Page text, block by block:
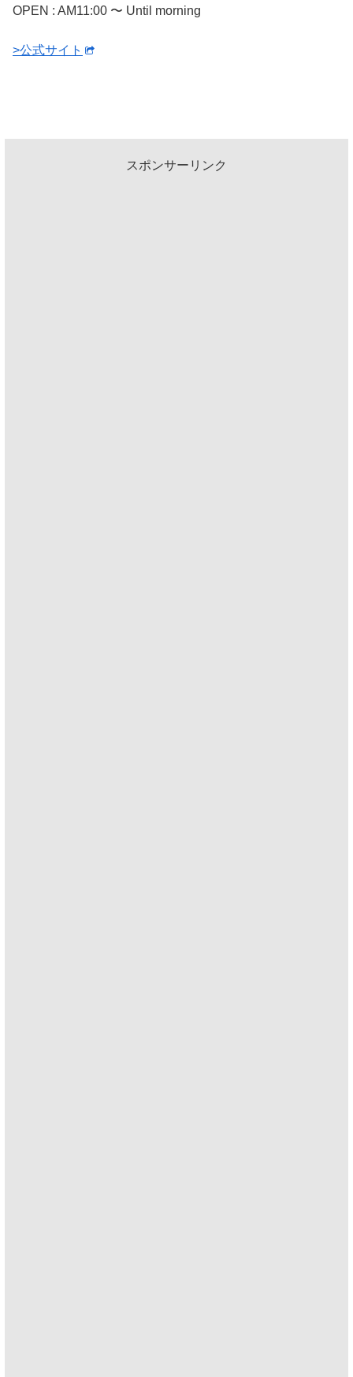
OPEN : AM11:00 〜 Until morning
>公式サイト
スポンサーリンク